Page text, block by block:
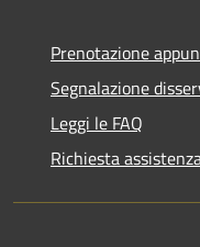
Prenotazione
Segnalazione
Leggi le FAQ
Richiesta